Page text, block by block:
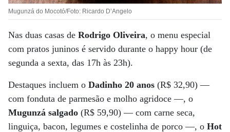
Mugunzá do Mocotó/Foto: Ricardo D’Angelo
Nas duas casas de Rodrigo Oliveira, o menu especial
com pratos juninos é servido durante o happy hour (de
segunda a sexta, das 17h às 23h).
Destaques incluem o Dadinho 20 anos (R$ 32,90) —
com fonduta de parmesão e molho agridoce —, o
Mugunzá salgado (R$ 59,90) — com carne seca,
linguiça, bacon, legumes e costelinha de porco —, o Hot